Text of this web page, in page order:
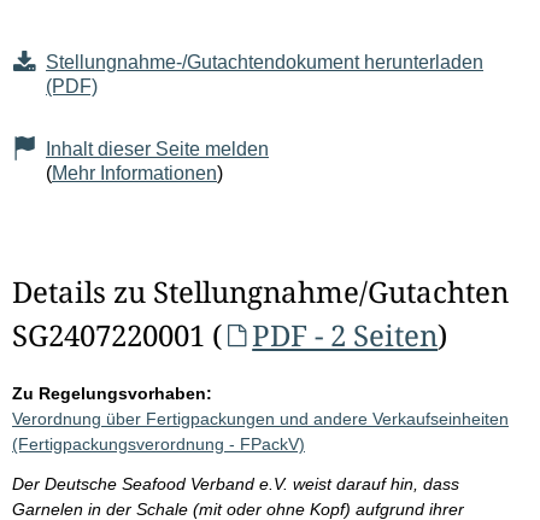
Stellungnahme-/Gutachtendokument herunterladen
(PDF)
Inhalt dieser Seite melden
(Mehr Informationen)
Details zu Stellungnahme/Gutachten
SG2407220001 (
PDF - 2 Seiten)
Zu Regelungsvorhaben:
Verordnung über Fertigpackungen und andere Verkaufseinheiten
(Fertigpackungsverordnung - FPackV)
Der Deutsche Seafood Verband e.V. weist darauf hin, dass
Garnelen in der Schale (mit oder ohne Kopf) aufgrund ihrer